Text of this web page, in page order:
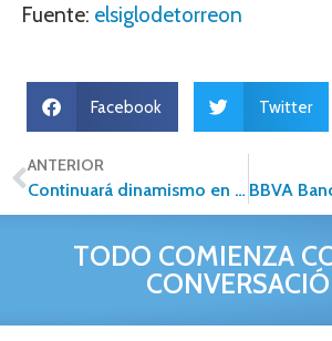
Fuente: elsiglodetorreon
Facebook Twitter
ANTERIOR
Continuará dinamismo en el sector de vivienda
TODO COMIENZA